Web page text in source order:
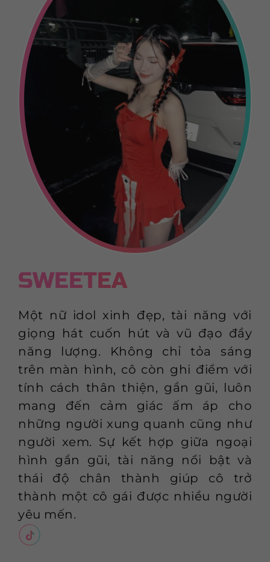
SWEETEA
Một nữ idol xinh đẹp, tài năng với
giọng hát cuốn hút và vũ đạo đầy
năng lượng. Không chỉ tỏa sáng
trên màn hình, cô còn ghi điểm với
tính cách thân thiện, gần gũi, luôn
mang đến cảm giác ấm áp cho
những người xung quanh cũng như
người xem. Sự kết hợp giữa ngoại
hình gần gũi, tài năng nổi bật và
thái độ chân thành giúp cô trở
thành một cô gái được nhiều người
yêu mến.